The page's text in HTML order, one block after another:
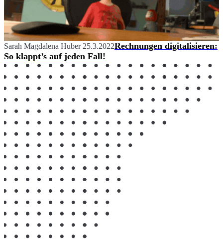
Sarah Magdalena Huber 25.3.2022Rechnungen digitalisieren:
So klappt’s auf jeden Fall!